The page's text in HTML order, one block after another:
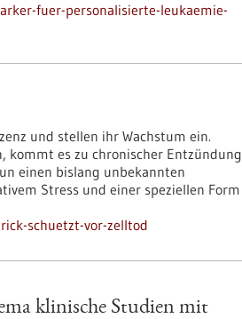
fuer-personalisierte-leukaemie-
und stellen ihr Wachstum ein.
kommt es zu chronischer Entzündung
einen bislang unbekannten
Stress und einer speziellen Form
schuetzt-vor-zelltod
klinische Studien mit